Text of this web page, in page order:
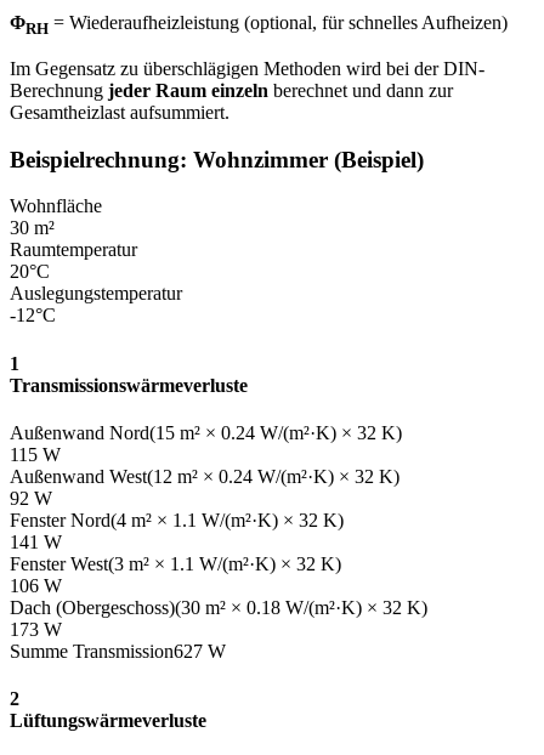
ΦRH = Wiederaufheizleistung (optional, für schnelles Aufheizen)
Im Gegensatz zu überschlägigen Methoden wird bei der DIN-
Berechnung jeder Raum einzeln berechnet und dann zur
Gesamtheizlast aufsummiert.
Beispielrechnung: Wohnzimmer (Beispiel)
Wohnfläche
30 m²
Raumtemperatur
20°C
Auslegungstemperatur
-12°C
1
Transmissionswärmeverluste
Außenwand Nord(15 m² × 0.24 W/(m²·K) × 32 K)
115 W
Außenwand West(12 m² × 0.24 W/(m²·K) × 32 K)
92 W
Fenster Nord(4 m² × 1.1 W/(m²·K) × 32 K)
141 W
Fenster West(3 m² × 1.1 W/(m²·K) × 32 K)
106 W
Dach (Obergeschoss)(30 m² × 0.18 W/(m²·K) × 32 K)
173 W
Summe Transmission627 W
2
Lüftungswärmeverluste